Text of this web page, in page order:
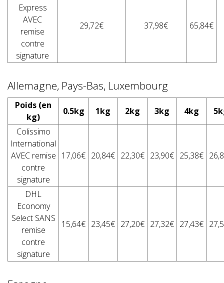
Express
AVEC
remise
contre
signature
29,72€ 37,98€ 65,84€
Allemagne, Pays-Bas, Luxembourg
Poids (en
kg)
0.5kg 1kg 2kg 3kg 4kg
Colissimo
International
AVEC remise
contre
signature
17,06€ 20,84€ 22,30€ 23,90€ 25,38€
DHL
Economy
Select SANS
remise
contre
signature
15,64€ 23,45€ 27,20€ 27,32€ 27,43€